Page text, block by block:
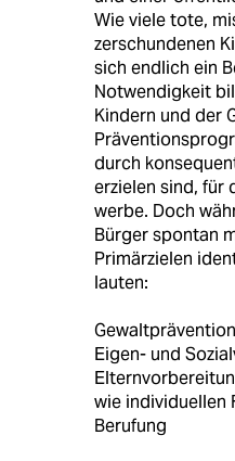
Wie viele tote,
zerschundenen
sich endlich ein
Notwendigkeit
Kindern und der
durch
erzielen sind, für
werbe. Doch
Bürger spontan
Primärzielen
lauten:
Gewaltprävention
Eigen- und
wie individuellen
Berufung